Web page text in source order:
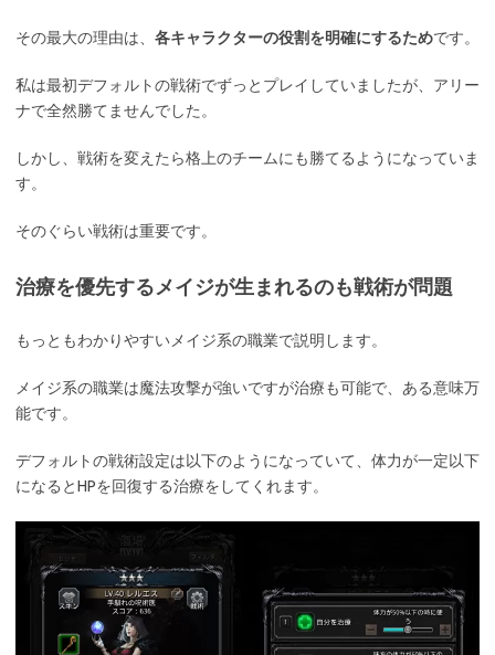
その最大の理由は、 各キャラクターの役割を明確にするためです。
私は最初デフォルトの戦術でずっとプレイしていましたが、アリー
ナで全然勝てませんでした。
しかし、戦術を変えたら格上のチームにも勝てるようになっていま
す。
そのぐらい戦術は重要です。
治療を優先するメイジが生まれるのも戦術が問題
もっともわかりやすいメイジ系の職業で説明します。
メイジ系の職業は魔法攻撃が強いですが治療も可能で、ある意味万
能です。
デフォルトの戦術設定は以下のようになっていて、体力が一定以下
になるとHPを回復する治療をしてくれます。